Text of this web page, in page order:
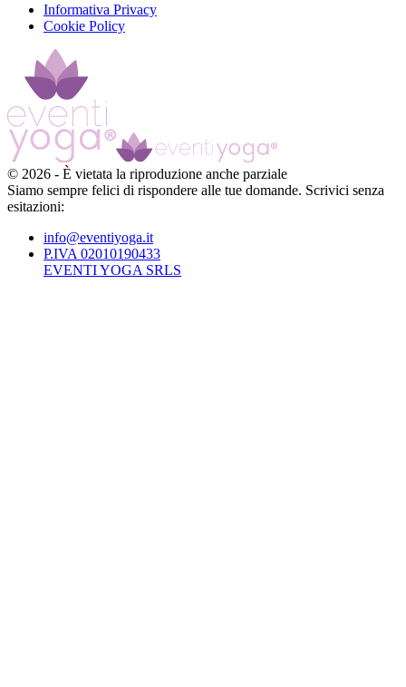
Informativa Privacy
Cookie Policy
© 2026 - È vietata la riproduzione anche parziale
Siamo sempre felici di rispondere alle tue domande. Scrivici senza
esitazioni:
info@eventiyoga.it
P.IVA 02010190433
EVENTI YOGA SRLS